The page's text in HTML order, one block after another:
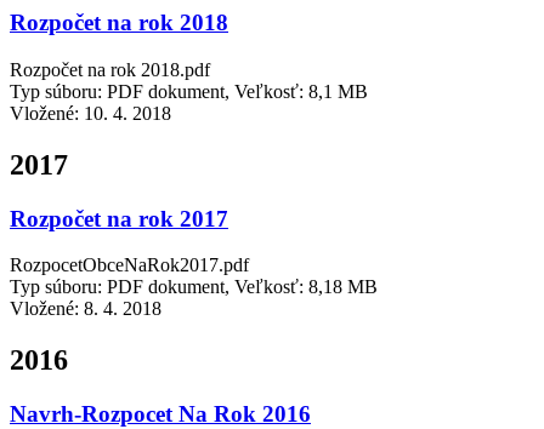
Rozpočet na rok 2018
Rozpočet na rok 2018.pdf
Typ súboru: PDF dokument, Veľkosť: 8,1 MB
Vložené: 10. 4. 2018
2017
Rozpočet na rok 2017
RozpocetObceNaRok2017.pdf
Typ súboru: PDF dokument, Veľkosť: 8,18 MB
Vložené: 8. 4. 2018
2016
Navrh-Rozpocet Na Rok 2016